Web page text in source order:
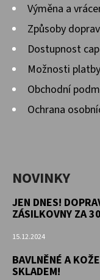
Výměna a
Způsoby
Dostupnost
Možnosti platby
Obchodní
Ochrana
NOVINKY
JEN DNES!
ZÁSILKOVNY ZA
15.12.2024
BAVLNĚNÉ A
SKLADEM!